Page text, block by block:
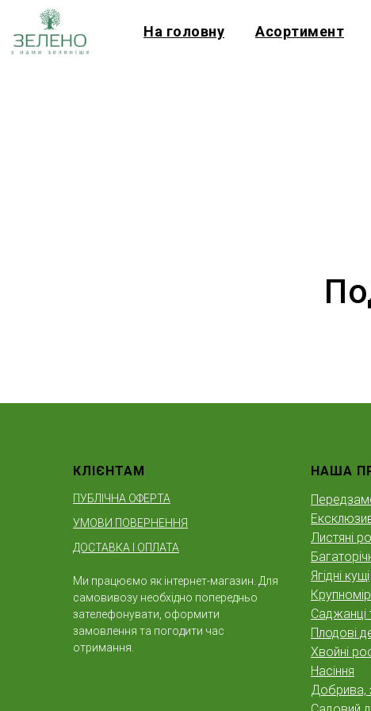
Асортимент
На головну
КЛІЄНТАМ
ПУБЛІЧНА ОФЕРТА
УМОВИ ПОВЕРНЕННЯ
ДОСТАВКА І ОПЛАТА
Ми працюємо як інтернет-магазин. Для
самовивозу необхідно попередньо
зателефонувати, оформити
замовлення та погодити час
отримання.
НАША
Листяні
Ягідні кущі
Саджанці
Плодові
Хвойні
Насіння
Добрива,